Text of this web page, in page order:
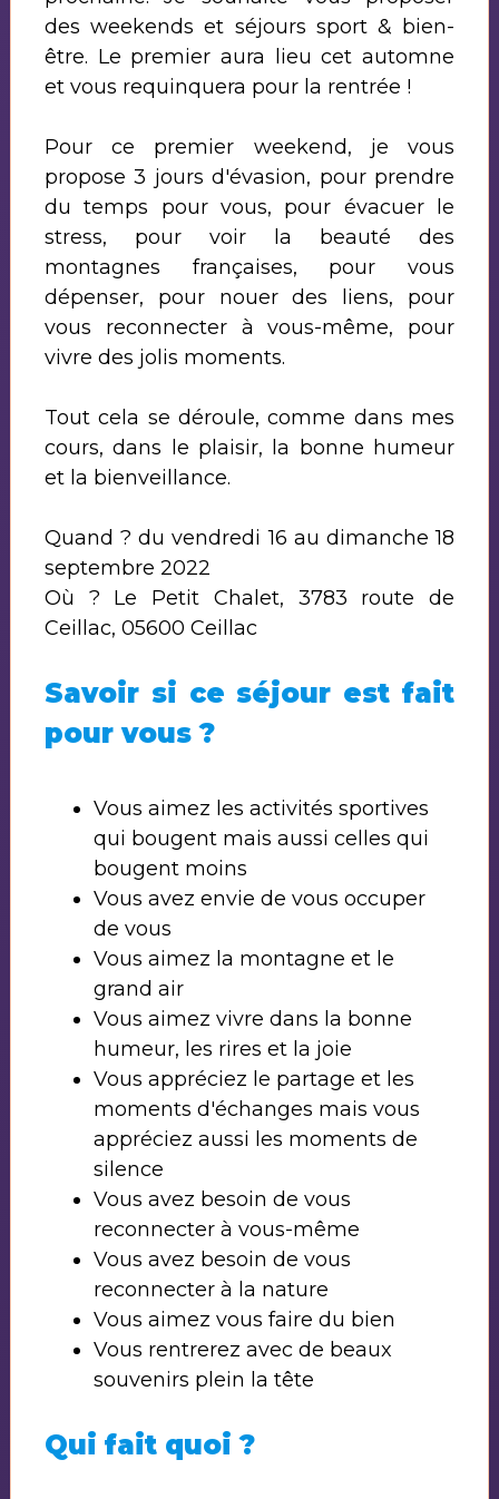
des weekends et séjours sport & bien-
être. Le premier aura lieu cet automne
et vous requinquera pour la rentrée !
Pour ce premier weekend, je vous
propose 3 jours d'évasion, pour prendre
du temps pour vous, pour évacuer le
stress, pour voir la beauté des
montagnes françaises, pour vous
dépenser, pour nouer des liens, pour
vous reconnecter à vous-même, pour
vivre des jolis moments.
Tout cela se déroule, comme dans mes
cours, dans le plaisir, la bonne humeur
et la bienveillance.
Quand ? du vendredi 16 au dimanche 18
septembre 2022
Où ? Le Petit Chalet, 3783 route de
Ceillac, 05600 Ceillac
Savoir si ce séjour est fait
pour vous ?
Vous aimez les activités sportives
qui bougent mais aussi celles qui
bougent moins
Vous avez envie de vous occuper
de vous
Vous aimez la montagne et le
grand air
Vous aimez vivre dans la bonne
humeur, les rires et la joie
Vous appréciez le partage et les
moments d'échanges mais vous
appréciez aussi les moments de
silence
Vous avez besoin de vous
reconnecter à vous-même
Vous avez besoin de vous
reconnecter à la nature
Vous aimez vous faire du bien
Vous rentrerez avec de beaux
souvenirs plein la tête
Qui fait quoi ?